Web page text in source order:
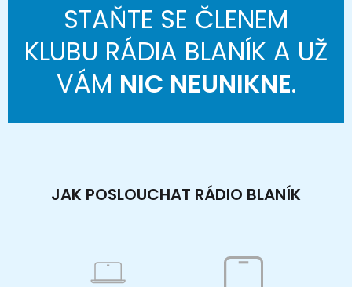
STAŇTE SE ČLENEM
KLUBU RÁDIA BLANÍK A UŽ
VÁM NIC NEUNIKNE.
JAK POSLOUCHAT RÁDIO BLANÍK